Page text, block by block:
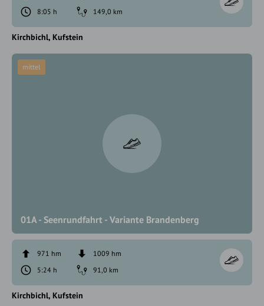
8:05 h
149,0 km
Kirchbichl Kufstein
01A - Seenrundfahrt - Variante Brandenberg
mittel
971 hm
1009 hm
5:24 h
91,0 km
Kirchbichl Kufstein